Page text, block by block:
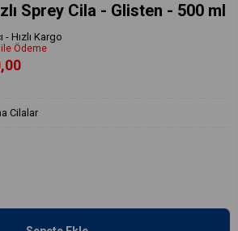
Sprey Cila - Glisten - 500 ml
- Hızlı Kargo
ile Ödeme
Cilalar